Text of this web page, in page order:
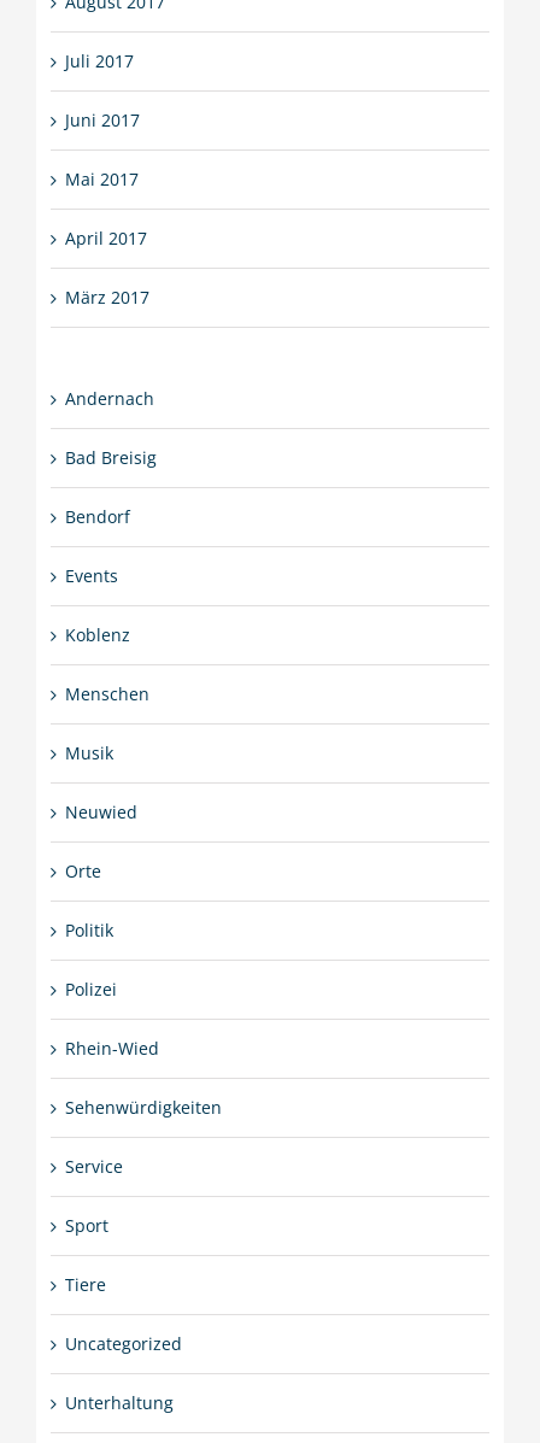
Juli 2017
Juni 2017
Mai 2017
April 2017
März 2017
Andernach
Bad Breisig
Bendorf
Events
Koblenz
Menschen
Musik
Neuwied
Orte
Politik
Polizei
Rhein-Wied
Sehenwürdigkeiten
Service
Sport
Tiere
Uncategorized
Unterhaltung